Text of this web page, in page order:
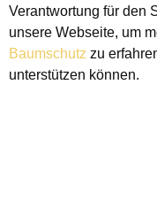
Verantwortung für den
unsere Webseite, um
Baumschutz zu
unterstützen können.